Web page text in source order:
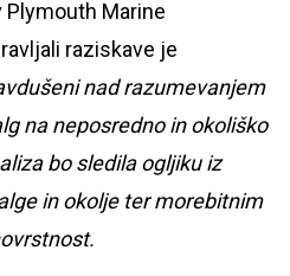
Marine
raziskave je
nad razumevanjem
na neposredno in okoliško
bo sledila ogljiku iz
in okolje ter morebitnim